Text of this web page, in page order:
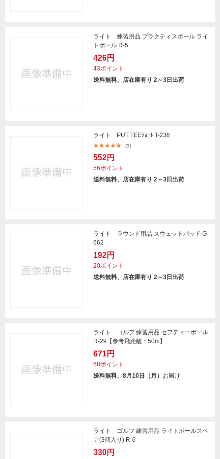
ライト 練習用品 プラクティスボール ライ
トボール R-5
426円
43ポイント
送料無料、店在庫有り 2～3日出荷
ライト PUT TEEｼｮｰﾄ T-236
(3)
552円
56ポイント
送料無料、店在庫有り 2～3日出荷
ライト ラウンド用品 スウェットパッド G-
662
192円
20ポイント
送料無料、店在庫有り 2～3日出荷
ライト ゴルフ 練習用品 セフティーボール
R-29【参考飛距離：50m】
671円
68ポイント
送料無料、8月10日（月） お届け
ライト ゴルフ 練習用品 ライトボールスペ
ア(3個入り) R-6
330円